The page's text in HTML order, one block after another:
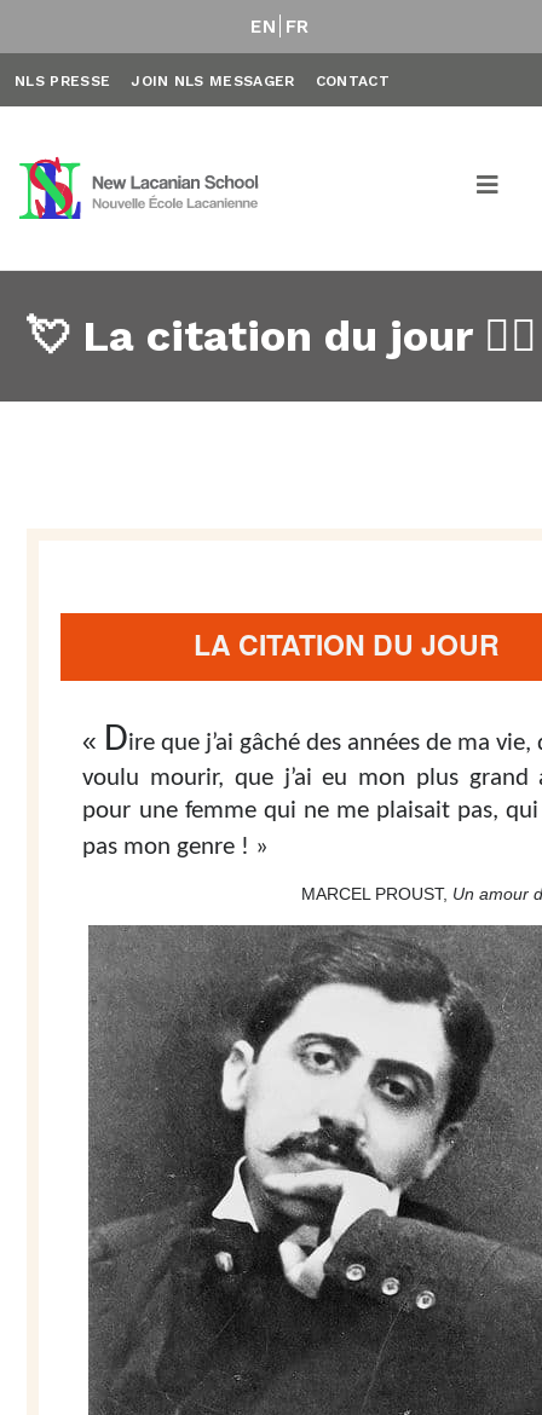
EN FR
NLS PRESSE JOIN NLS MESSAGER CONTACT
💘 La citation du jour ✍🏼
LA CITATION DU JOUR
« Dire que j’ai gâché des années de ma vie,
voulu mourir, que j’ai eu mon plus grand
pour une femme qui ne me plaisait pas, qui
pas mon genre ! »
MARCEL PROUST, Un amour